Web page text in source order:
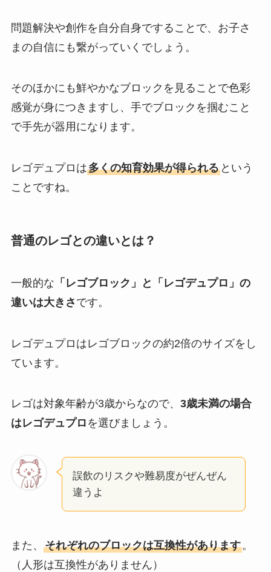
問題解決や創作を自分自身ですることで、お子さ
まの自信にも繋がっていくでしょう。
そのほかにも鮮やかなブロックを見ることで色彩
感覚が身につきますし、手でブロックを掴むこと
で手先が器用になります。
レゴデュプロは多くの知育効果が得られるという
ことですね。
普通のレゴとの違いとは？
一般的な 「レゴブロック」と「レゴデュプロ」の
違いは大きさ です。
レゴデュプロはレゴブロックの約2倍のサイズをし
ています。
レゴは対象年齢が3歳からなので、 3歳未満の場合
はレゴデュプロ を選びましょう。
誤飲のリスクや難易度がぜんぜん
違うよ
また、 それぞれのブロックは互換性があります。
（人形は互換性がありません）